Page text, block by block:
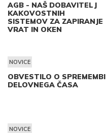
AGB - NAŠ DOBAVITELJ
KAKOVOSTNIH
SISTEMOV ZA ZAPIRANJE
VRAT IN OKEN
NOVICE
OBVESTILO O SPREMEMBI
DELOVNEGA ČASA
NOVICE